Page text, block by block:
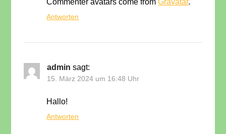
Antworten
admin sagt:
15. März 2024 um 16:48 Uhr
Hallo!
Antworten